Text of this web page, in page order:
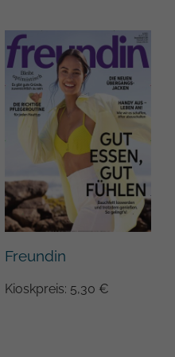
Freundin
Kioskpreis: 5,30 €
aufgezeichnete
wird.